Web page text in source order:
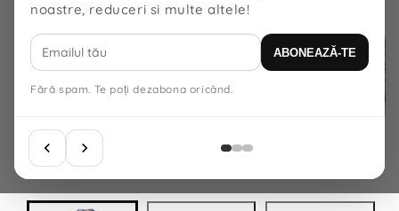
noastre, reduceri si multe altele!
ABONEAZĂ-TE
Fără spam. Te poți dezabona oricând.